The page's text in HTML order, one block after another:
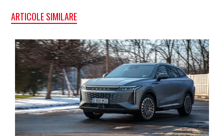
ARTICOLE SIMILARE